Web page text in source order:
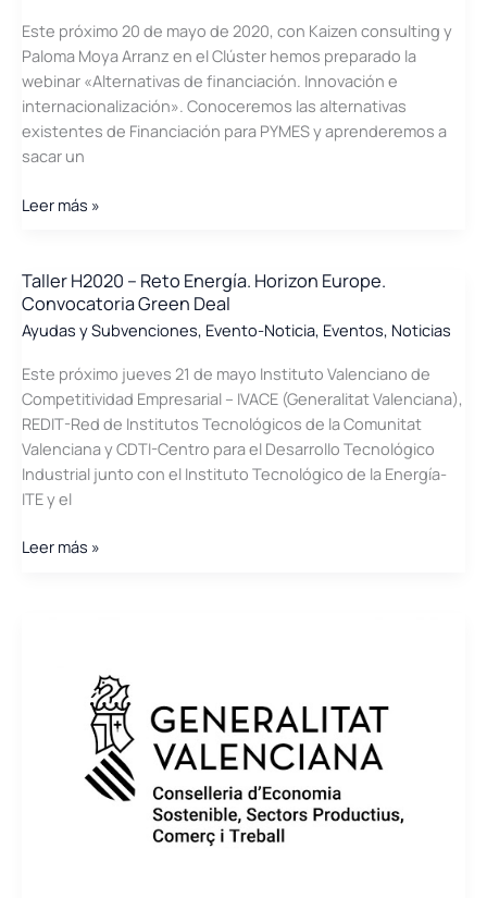
la
Transformación
Digital
y
la
Innovación
Este próximo 20 de mayo de 2020, con Kaizen consulting y
Paloma Moya Arranz en el Clúster hemos preparado la
webinar «Alternativas de financiación. Innovación e
internacionalización». Conoceremos las alternativas
existentes de Financiación para PYMES y aprenderemos a
sacar un
Webinar
«Alternativas
de
financiación.
e
internacionalización»
Leer más »
Taller H2020 – Reto Energía. Horizon Europe.
Convocatoria Green Deal
Ayudas y Subvenciones, Evento-Noticia, Eventos, Noticias
Este próximo jueves 21 de mayo Instituto Valenciano de
Competitividad Empresarial – IVACE (Generalitat Valenciana),
REDIT-Red de Institutos Tecnológicos de la Comunitat
Valenciana y CDTI-Centro para el Desarrollo Tecnológico
Industrial junto con el Instituto Tecnológico de la Energía-
ITE y el
Taller
Convocatoria
Leer más »